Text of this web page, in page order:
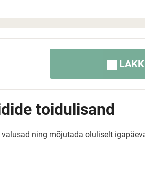
toidulisand
ning mõjutada oluliselt